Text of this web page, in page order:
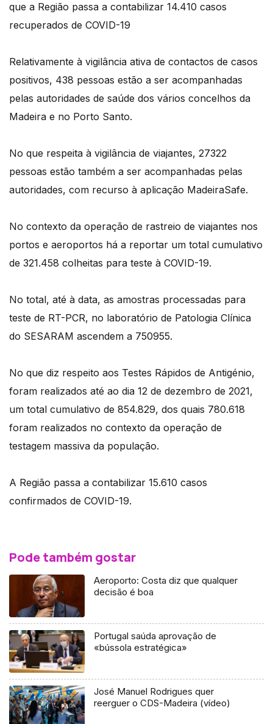
que a Região passa a contabilizar 14.410 casos
recuperados de COVID-19
Relativamente à vigilância ativa de contactos de casos
positivos, 438 pessoas estão a ser acompanhadas
pelas autoridades de saúde dos vários concelhos da
Madeira e no Porto Santo.
No que respeita à vigilância de viajantes, 27322
pessoas estão também a ser acompanhadas pelas
autoridades, com recurso à aplicação MadeiraSafe.
No contexto da operação de rastreio de viajantes nos
portos e aeroportos há a reportar um total cumulativo
de 321.458 colheitas para teste à COVID-19.
No total, até à data, as amostras processadas para
teste de RT-PCR, no laboratório de Patologia Clínica
do SESARAM ascendem a 750955.
No que diz respeito aos Testes Rápidos de Antigénio,
foram realizados até ao dia 12 de dezembro de 2021,
um total cumulativo de 854.829, dos quais 780.618
foram realizados no contexto da operação de
testagem massiva da população.
A Região passa a contabilizar 15.610 casos
confirmados de COVID-19.
Pode também gostar
Aeroporto: Costa diz que qualquer
decisão é boa
Portugal saúda aprovação de
«bússola estratégica»
José Manuel Rodrigues quer
reerguer o CDS-Madeira (vídeo)